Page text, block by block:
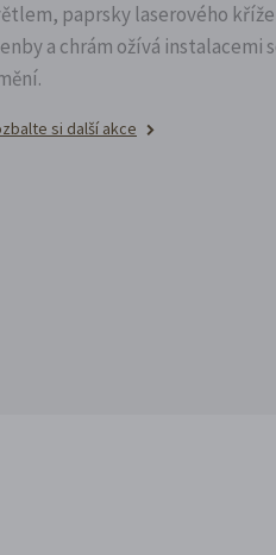
paprsky laserového
a chrám ožívá instalacemi
si další akce